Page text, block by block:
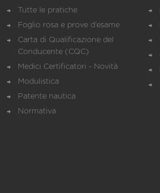
Tutte le pratiche
Foglio rosa e prove d’esame
Carta di Qualificazione del
Conducente (CQC)
Medici Certificatori - Novità
Modulistica
Patente nautica
Normativa